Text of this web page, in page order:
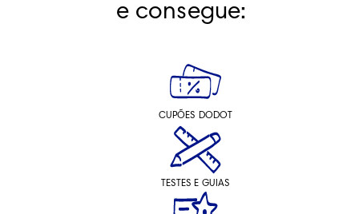
e consegue:
CUPÕES DODOT
TESTES E GUIAS